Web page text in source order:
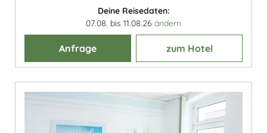
Deine Reisedaten:
07.08. bis 11.08.26 ändern
Anfrage zum Hotel